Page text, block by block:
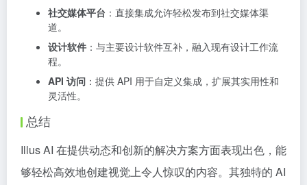
社交媒体平台 ：直接集成允许轻松发布到社交媒体渠
道。
设计软件 ：与主要设计软件互补，融入现有设计工作流
程。
API 访问 ：提供 API 用于自定义集成，扩展其实用性和
灵活性。
总结
Illus AI 在提供动态和创新的解决方案方面表现出色，能
够轻松高效地创建视觉上令人惊叹的内容。其独特的 AI